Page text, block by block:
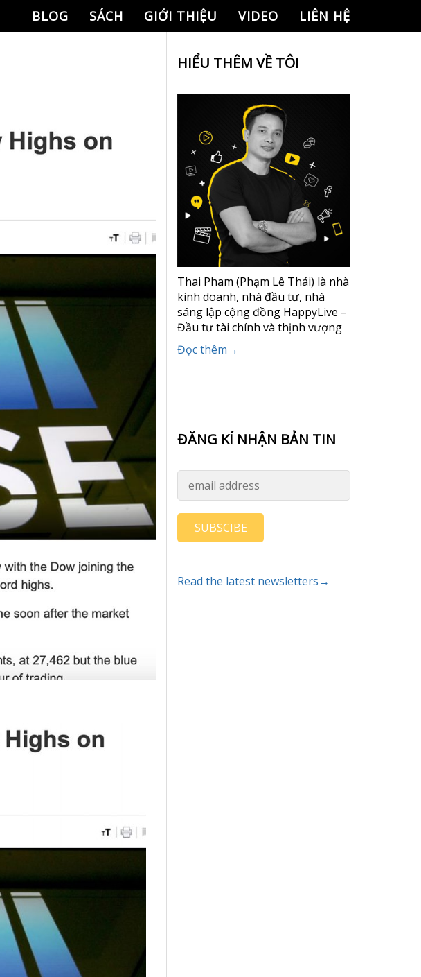
BLOG SÁCH GIỚI THIỆU VIDEO LIÊN HỆ
HIỂU THÊM VỀ TÔI
Thai Pham (Phạm Lê Thái) là nhà
kinh doanh, nhà đầu tư, nhà
sáng lập cộng đồng HappyLive –
Đầu tư tài chính và thịnh vượng
Đọc thêm→
ĐĂNG KÍ NHẬN BẢN TIN
SUBSCIBE
Read the latest newsletters→